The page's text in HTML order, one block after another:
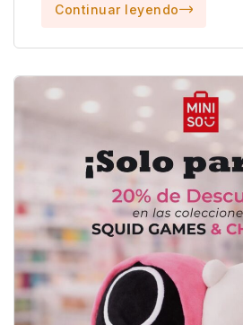
Continuar leyendo